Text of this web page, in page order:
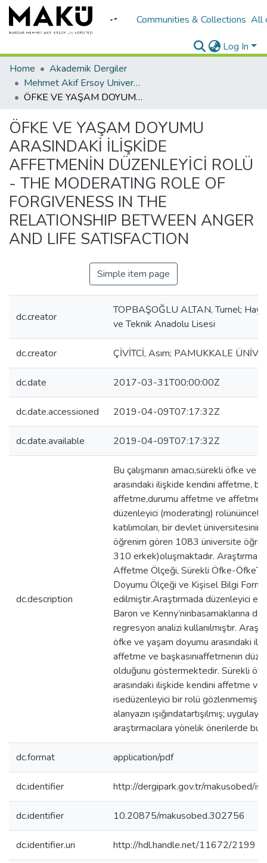
Communities & Collections All
Log In
Home
Akademik Dergiler
Mehmet Akif Ersoy University Journal of Social Sciences Institute
ÖFKE VE YAŞAM DOYUMU ARASINDAKİ İLİŞKİDE AFFETMENİN DÜZENLEYİCİ ROLÜ - THE MODERATING ROLE OF FORGIVENESS IN THE RELATIONSHIP BETWEEN ANGER AND LIFE SATISFACTION
ÖFKE VE YAŞAM DOYUMU
ARASINDAKİ İLİŞKİDE
AFFETMENİN DÜZENLEYİCİ ROLÜ
- THE MODERATING ROLE OF
FORGIVENESS IN THE
RELATIONSHIP BETWEEN ANGER
AND LIFE SATISFACTION
Simple item page
dc.creator
TOPBAŞOĞLU ALTAN, Turnel;
ve Teknik Anadolu Lisesi
dc.creator ÇİVİTCİ, Asım; PAMUKKALE
dc.date 2017-03-31T00:00:00Z
dc.date.accessioned 2019-04-09T07:17:32Z
dc.date.available 2019-04-09T07:17:32Z
dc.description
Bu çalışmanın amacı,sürekli öfke ve
arasındaki ilişkide kendini affetme,
affetme,durumu affetme ve
düzenleyici (moderating)
katılımcıları, bir devlet
öğrenim gören 1083 üniversite
310 erkek)oluşmaktadır. Araştırma
Affetme Ölçeği, Sürekli Öfke-
Doyumu Ölçeği ve Kişisel Bilgi
edilmiştir.Araştırmada düzenleyici
Baron ve Kenny’ninbasamaklarına
regresyon analizi kullanılmıştır.
öfke ve yaşam doyumu arasındaki
affetme ve başkasınıaffetmenin
olduğunu göstermektedir. Sürekli
arasındaki ilişkide kendini affetme
isedüzenleyici bir rolü
alanyazın ışığındatartışılmış;
araştırmacılara yönelik önerilerde
dc.format application/pdf
dc.identifier http://dergipark.gov.tr/makusobed/
dc.identifier 10.20875/makusobed.302756
dc.identifier.uri http://hdl.handle.net/11672/2199